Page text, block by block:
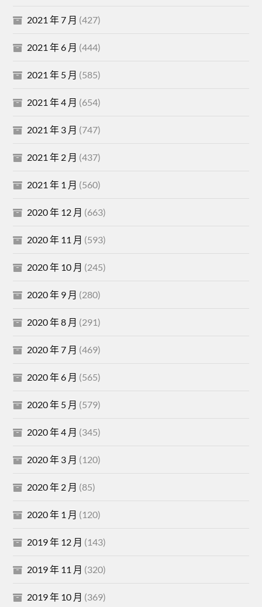
2021 年 7 月 (427)
2021 年 6 月 (444)
2021 年 5 月 (585)
2021 年 4 月 (654)
2021 年 3 月 (747)
2021 年 2 月 (437)
2021 年 1 月 (560)
2020 年 12 月 (663)
2020 年 11 月 (593)
2020 年 10 月 (245)
2020 年 9 月 (280)
2020 年 8 月 (291)
2020 年 7 月 (469)
2020 年 6 月 (565)
2020 年 5 月 (579)
2020 年 4 月 (345)
2020 年 3 月 (120)
2020 年 2 月 (85)
2020 年 1 月 (120)
2019 年 12 月 (143)
2019 年 11 月 (320)
2019 年 10 月 (369)